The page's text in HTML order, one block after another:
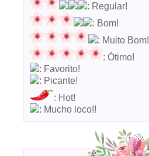
: Regular!
: Bom!
: Muito Bom!
: Ótimo!
: Favorito!
: Picante!
: Hot!
: Mucho loco!!